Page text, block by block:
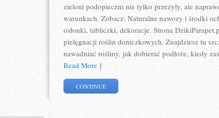
zieloni podopieczni nie tylko przeżyły, ale
warunkach. Zobacz: Naturalne nawozy i środki
osłonki, tabliczki, dekoracje. Strona
pielęgnacji roślin doniczkowych. Znajdziesz tu
nawadniać rośliny, jak dobierać podłoże, kiedy
Read More ]
CONTINUE